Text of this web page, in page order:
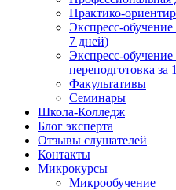
Практико-
Экспресс-
7 дней)
Экспресс-
переподготовка за
Факультативы
Семинары
Школа-Колледж
Блог эксперта
Отзывы слушателей
Контакты
Микрокурсы
Микрообучение